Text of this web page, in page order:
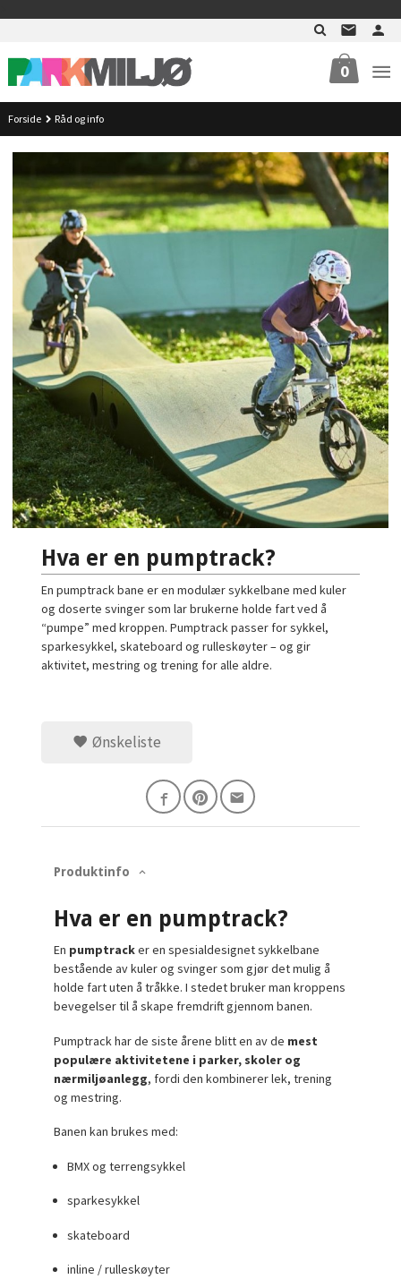
0
Forside Råd og info
Hva er en pumptrack?
En pumptrack bane er en modulær sykkelbane med kuler
og doserte svinger som lar brukerne holde fart ved å
“pumpe” med kroppen. Pumptrack passer for sykkel,
sparkesykkel, skateboard og rulleskøyter – og gir
aktivitet, mestring og trening for alle aldre.
Ønskeliste
Produktinfo
Hva er en pumptrack?
En pumptracker en spesialdesignet sykkelbane
bestående av kuler og svinger som gjør det mulig å
holde fart uten å tråkke. I stedet bruker man kroppens
bevegelser til å skape fremdrift gjennom banen.
Pumptrack har de siste årene blitt en av de mest
populære aktivitetene i parker, skoler og
nærmiljøanlegg, fordi den kombinerer lek, trening
og mestring.
Banen kan brukes med:
BMX og terrengsykkel
sparkesykkel
skateboard
inline / rulleskøyter